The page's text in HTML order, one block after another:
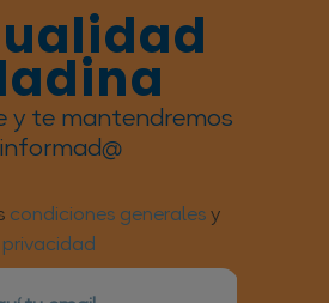
y te mantendremos
informad@
condiciones generalesy